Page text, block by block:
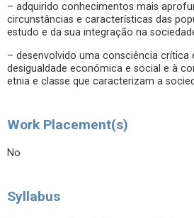
– adquirido conhecimentos mais
circunstâncias e características das
estudo e da sua integração na
– desenvolvido uma consciência crítica
desigualdade económica e social e à
etnia e classe que caracterizam a
Work Placement(s)
No
Syllabus